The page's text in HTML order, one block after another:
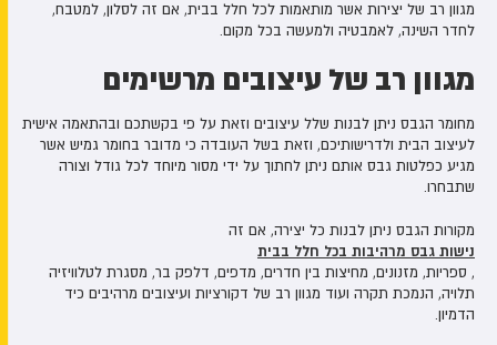
מגוון רב של יצירות אשר מותאמות לכל חלל בבית, אם זה לסלון, למטבח,
לחדר השינה, לאמבטיה ולמעשה בכל מקום.
מגוון רב של עיצובים מרשימים
מחומר הגבס ניתן לבנות שלל עיצובים וזאת על פי בקשתכם ובהתאמה אישית
לעיצוב הבית ולדרישותיכם, וזאת בשל העובדה כי מדובר בחומר גמיש אשר
מגיע כפלטות גבס אותם ניתן לחתוך על ידי מסור מיוחד לכל גודל וצורה
שתבחרו.
מקורות הגבס ניתן לבנות כל יצירה, אם זה
נישות גבס מרהיבות בכל חלל בבית
, ספריות, מזנונים, מחיצות בין חדרים, מדפים, דלפק בר, מסגרת לטלוויזיה
תלויה, הנמכת תקרה ועוד מגוון רב של דקורציות ועיצובים מרהיבים כיד
הדמיון.